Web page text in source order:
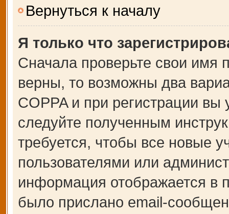
Вернуться к началу
Я только что
Сначала проверьте свои имя
верны, то возможны два
COPPA и при регистрации вы
следуйте полученным
требуется, чтобы все новые
пользователями или
информация отображается в
было прислано email-